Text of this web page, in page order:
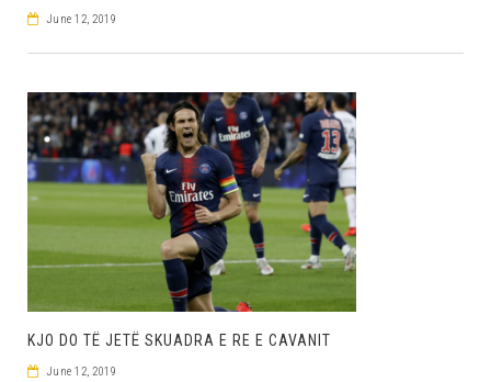
June 12, 2019
KJO DO TË JETË SKUADRA E RE E CAVANIT
June 12, 2019